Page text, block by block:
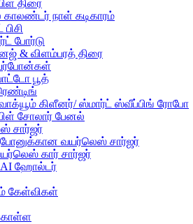
திரை
காலண்டர் நாள் கடிகாரம்
போர்டு
& விளம்பரத் திரை
பூத்
கிளீனர்/ ஸ்மார்ட் ஸ்வீப்பிங் ரோபோ
சோலார் பேனல்
சார்ஜர்
வயர்லெஸ் சார்ஜர்
கார் சார்ஜர்
AI ஹோல்டர்
கேள்விகள்